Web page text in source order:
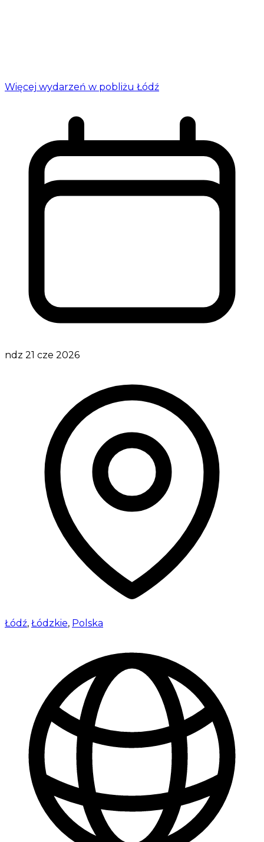
Więcej wydarzeń w pobliżu Łódź
ndz 21 cze 2026
Łódź, Łódzkie, Polska